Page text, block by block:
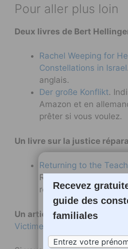
Pour aller plus loin
Deux livres de Bert
Rachel Weeping for
Constellations in Israel
anglais.
Der große Konflikt.
Amazon et en
prêter si vous voulez.
Un livre sur la justice
Returning to the
Ross. Un livre
réparatrice chez les
Un article sur le triangle de
Victime, persécuteur et
Recevez
guide des
familiales